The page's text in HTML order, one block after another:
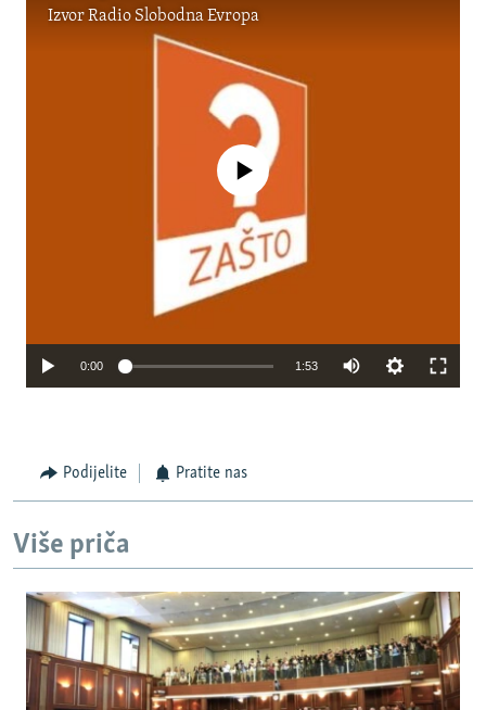
IzvorRadio Slobodna Evropa
No media source currently available
0:00 1:53
Podijelite Pratite nas
Više priča